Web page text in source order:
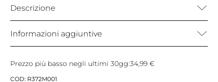
Descrizione
Informazioni aggiuntive
Prezzo più basso negli ultimi 30gg:34,99 €
COD: R372M001